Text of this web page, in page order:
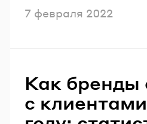
Опубликовано
7 февраля 2022
Как бренды
с